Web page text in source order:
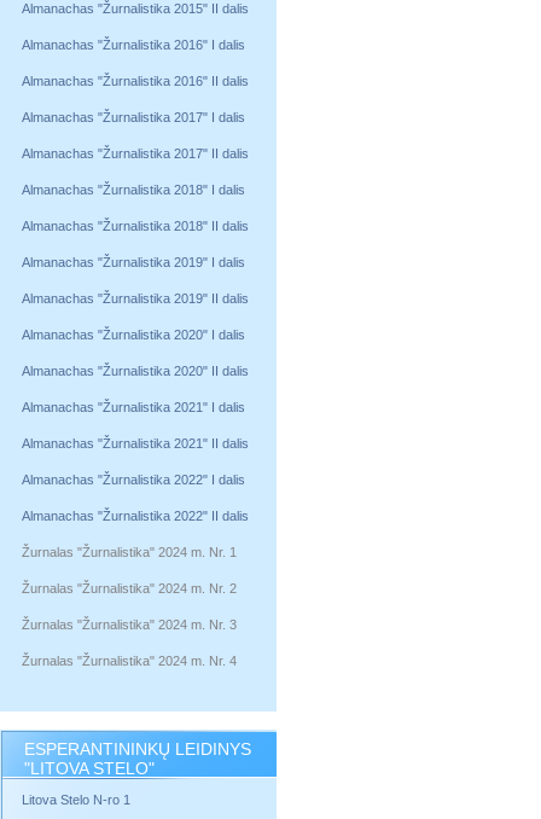
Almanachas "Žurnalistika 2015" II dalis
Almanachas "Žurnalistika 2016" I dalis
Almanachas "Žurnalistika 2016" II dalis
Almanachas "Žurnalistika 2017" I dalis
Almanachas "Žurnalistika 2017" II dalis
Almanachas "Žurnalistika 2018" I dalis
Almanachas "Žurnalistika 2018" II dalis
Almanachas "Žurnalistika 2019" I dalis
Almanachas "Žurnalistika 2019" II dalis
Almanachas "Žurnalistika 2020" I dalis
Almanachas "Žurnalistika 2020" II dalis
Almanachas "Žurnalistika 2021" I dalis
Almanachas "Žurnalistika 2021" II dalis
Almanachas "Žurnalistika 2022" I dalis
Almanachas "Žurnalistika 2022" II dalis
Žurnalas "Žurnalistika" 2024 m. Nr. 1
Žurnalas "Žurnalistika" 2024 m. Nr. 2
Žurnalas "Žurnalistika" 2024 m. Nr. 3
Žurnalas "Žurnalistika" 2024 m. Nr. 4
ESPERANTININKŲ LEIDINYS
"LITOVA STELO"
Litova Stelo N-ro 1